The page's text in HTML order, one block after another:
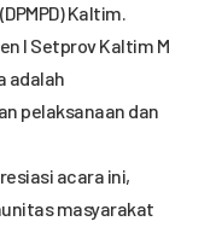
Kaltim.
I Setprov Kaltim M
adalah
pelaksanaan dan
acara ini,
masyarakat